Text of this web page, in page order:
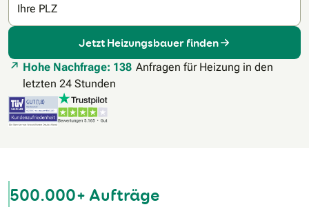
Ihre PLZ
Jetzt Heizungsbauer finden
Hohe Nachfrage: 138 Anfragen für Heizung in den
letzten 24 Stunden
500.000+ Aufträge